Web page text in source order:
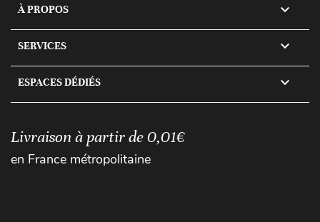
À PROPOS 
SERVICES 
ESPACES DÉDIÉS 
Livraison à partir de 0,01€
en France métropolitaine